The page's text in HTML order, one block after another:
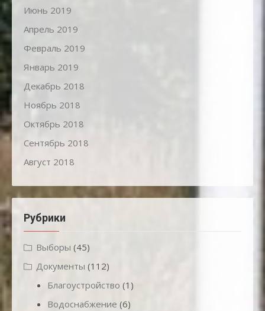
Июнь 2019
Апрель 2019
Февраль 2019
Январь 2019
Декабрь 2018
Ноябрь 2018
Октябрь 2018
Сентябрь 2018
Август 2018
Рубрики
Выборы (45)
Документы (112)
Благоустройство (1)
Водоснабжение (6)